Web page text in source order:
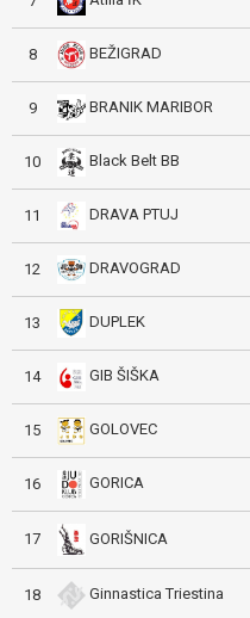
8 BEŽIGRAD
9 BRANIK MARIBOR
10 Black Belt BB
11 DRAVA PTUJ
12 DRAVOGRAD
13 DUPLEK
14 GIB ŠIŠKA
15 GOLOVEC
16 GORICA
17 GORIŠNICA
18 Ginnastica Triestina